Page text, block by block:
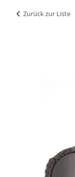
Zurück zur Liste